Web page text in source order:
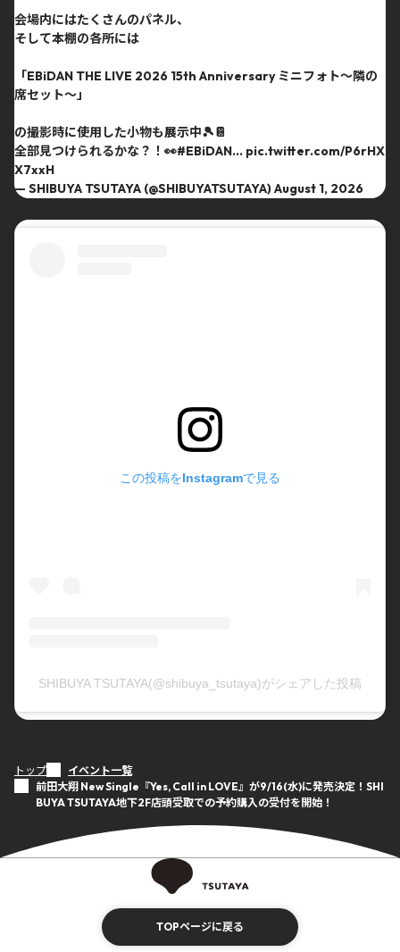
トップ
イベント一覧
前田大翔 New Single『Yes, Call in LOVE』が9/16(水)に発売決定！SHI
BUYA TSUTAYA地下2F店頭受取での予約購入の受付を開始！
会場内にはたくさんのパネル、
そして本棚の各所には
「EBiDAN THE LIVE 2026 15th Anniversary ミニフォト〜隣の
席セット〜」
の撮影時に使用した小物も展示中🎾📔
全部見つけられるかな？！👀#EBiDAN… pic.twitter.com/P6rHX
X7xxH
— SHIBUYA TSUTAYA (@SHIBUYATSUTAYA)August 1, 2026
この投稿をInstagramで見る
SHIBUYA TSUTAYA(@shibuya_tsutaya)がシェアした投稿
TOPページに戻る